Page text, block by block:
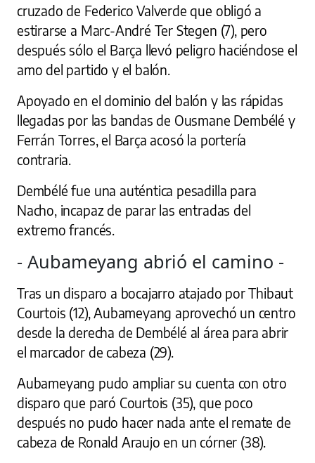
cruzado de Federico Valverde que obligó a
estirarse a Marc-André Ter Stegen (7), pero
después sólo el Barça llevó peligro haciéndose el
amo del partido y el balón.
Apoyado en el dominio del balón y las rápidas
llegadas por las bandas de Ousmane Dembélé y
Ferrán Torres, el Barça acosó la portería
contraria.
Dembélé fue una auténtica pesadilla para
Nacho, incapaz de parar las entradas del
extremo francés.
- Aubameyang abrió el camino -
Tras un disparo a bocajarro atajado por Thibaut
Courtois (12), Aubameyang aprovechó un centro
desde la derecha de Dembélé al área para abrir
el marcador de cabeza (29).
Aubameyang pudo ampliar su cuenta con otro
disparo que paró Courtois (35), que poco
después no pudo hacer nada ante el remate de
cabeza de Ronald Araujo en un córner (38).